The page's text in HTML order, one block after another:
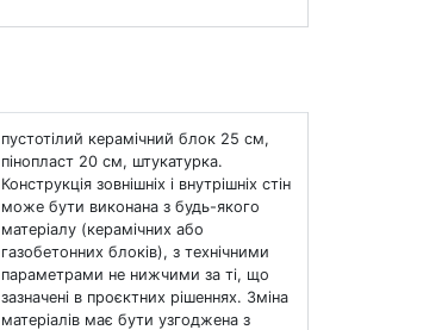
пустотілий керамічний блок 25 см,
пінопласт 20 см, штукатурка.
Конструкція зовнішніх і внутрішніх стін
може бути виконана з будь-якого
матеріалу (керамічних або
газобетонних блоків), з технічними
параметрами не нижчими за ті, що
зазначені в проєктних рішеннях. Зміна
матеріалів має бути узгоджена з